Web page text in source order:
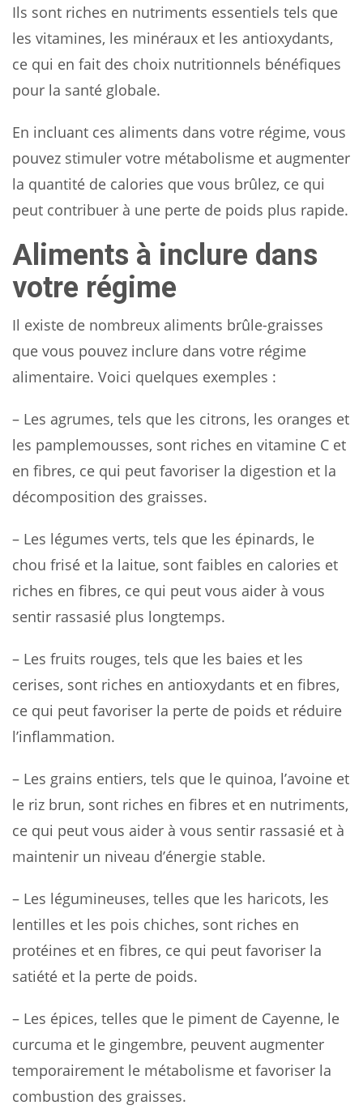
Ils sont riches en nutriments essentiels tels que
les vitamines, les minéraux et les antioxydants,
ce qui en fait des choix nutritionnels bénéfiques
pour la santé globale.
En incluant ces aliments dans votre régime, vous
pouvez stimuler votre métabolisme et augmenter
la quantité de calories que vous brûlez, ce qui
peut contribuer à une perte de poids plus rapide.
Aliments à inclure dans
votre régime
Il existe de nombreux aliments brûle-graisses
que vous pouvez inclure dans votre régime
alimentaire. Voici quelques exemples :
– Les agrumes, tels que les citrons, les oranges et
les pamplemousses, sont riches en vitamine C et
en fibres, ce qui peut favoriser la digestion et la
décomposition des graisses.
– Les légumes verts, tels que les épinards, le
chou frisé et la laitue, sont faibles en calories et
riches en fibres, ce qui peut vous aider à vous
sentir rassasié plus longtemps.
– Les fruits rouges, tels que les baies et les
cerises, sont riches en antioxydants et en fibres,
ce qui peut favoriser la perte de poids et réduire
l’inflammation.
– Les grains entiers, tels que le quinoa, l’avoine et
le riz brun, sont riches en fibres et en nutriments,
ce qui peut vous aider à vous sentir rassasié et à
maintenir un niveau d’énergie stable.
– Les légumineuses, telles que les haricots, les
lentilles et les pois chiches, sont riches en
protéines et en fibres, ce qui peut favoriser la
satiété et la perte de poids.
– Les épices, telles que le piment de Cayenne, le
curcuma et le gingembre, peuvent augmenter
temporairement le métabolisme et favoriser la
combustion des graisses.